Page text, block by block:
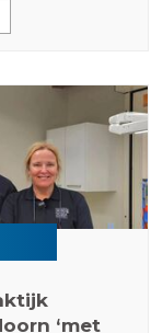
‘met